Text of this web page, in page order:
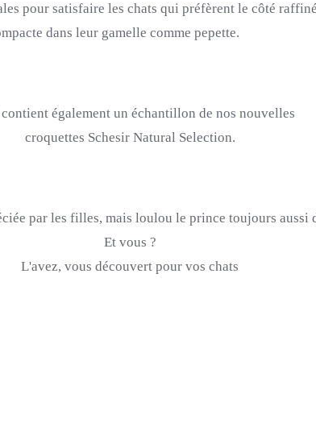
pour satisfaire les chats qui préfèrent le côté
dans leur gamelle comme pepette.
également un échantillon de nos nouvelles
croquettes Schesir Natural Selection.
par les filles, mais loulou le prince toujours
Et vous ?
L'avez, vous découvert pour vos chats